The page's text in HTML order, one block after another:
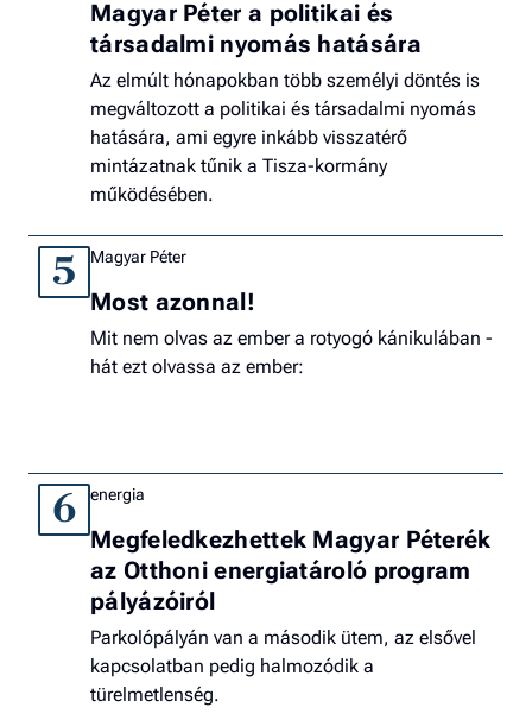
Magyar Péter a politikai és
társadalmi nyomás hatására
Az elmúlt hónapokban több személyi döntés is
megváltozott a politikai és társadalmi nyomás
hatására, ami egyre inkább visszatérő
mintázatnak tűnik a Tisza-kormány
működésében.
5 Magyar Péter
Most azonnal!
Mit nem olvas az ember a rotyogó kánikulában -
hát ezt olvassa az ember:
6 energia
Megfeledkezhettek Magyar Péterék
az Otthoni energiatároló program
pályázóiról
Parkolópályán van a második ütem, az elsővel
kapcsolatban pedig halmozódik a
türelmetlenség.